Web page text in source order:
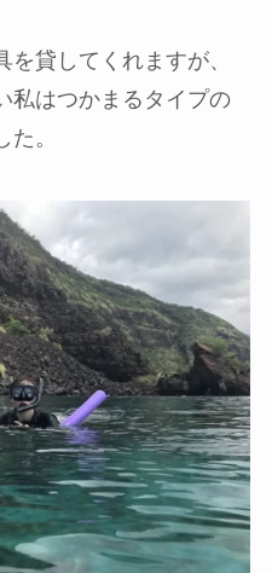
貸してくれますが、
私はつかまるタイプの
。